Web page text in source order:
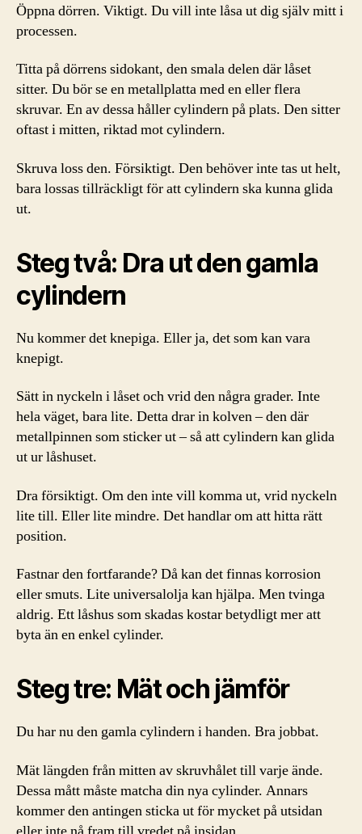
Öppna dörren. Viktigt. Du vill inte låsa ut dig själv mitt i
processen.
Titta på dörrens sidokant, den smala delen där låset
sitter. Du bör se en metallplatta med en eller flera
skruvar. En av dessa håller cylindern på plats. Den sitter
oftast i mitten, riktad mot cylindern.
Skruva loss den. Försiktigt. Den behöver inte tas ut helt,
bara lossas tillräckligt för att cylindern ska kunna glida
ut.
Steg två: Dra ut den gamla
cylindern
Nu kommer det knepiga. Eller ja, det som kan vara
knepigt.
Sätt in nyckeln i låset och vrid den några grader. Inte
hela väget, bara lite. Detta drar in kolven – den där
metallpinnen som sticker ut – så att cylindern kan glida
ut ur låshuset.
Dra försiktigt. Om den inte vill komma ut, vrid nyckeln
lite till. Eller lite mindre. Det handlar om att hitta rätt
position.
Fastnar den fortfarande? Då kan det finnas korrosion
eller smuts. Lite universalolja kan hjälpa. Men tvinga
aldrig. Ett låshus som skadas kostar betydligt mer att
byta än en enkel cylinder.
Steg tre: Mät och jämför
Du har nu den gamla cylindern i handen. Bra jobbat.
Mät längden från mitten av skruvhålet till varje ände.
Dessa mått måste matcha din nya cylinder. Annars
kommer den antingen sticka ut för mycket på utsidan